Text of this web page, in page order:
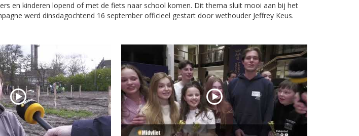
en kinderen lopend of met de fiets naar school komen. Dit thema sluit mooi aan bij het
werd dinsdagochtend 16 september officieel gestart door wethouder Jeffrey Keus.